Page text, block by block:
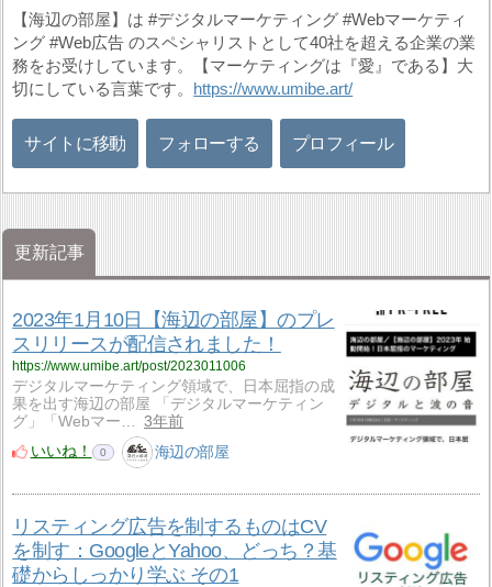
【海辺の部屋】は #デジタルマーケティング #Webマーケティ
ング #Web広告 のスペシャリストとして40社を超える企業の業
務をお受けしています。【マーケティングは『愛』である】大
切にしている言葉です。 https://www.umibe.art/
サイトに移動 フォローする プロフィール
更新記事
2023年1月10日【海辺の部屋】のプレ
スリリースが配信されました！
https://www.umibe.art/post/2023011006
デジタルマーケティング領域で、日本屈指の成
果を出す海辺の部屋 「デジタルマーケティン
グ」「Webマー…
3年前
いいね！
0 海辺の部屋
リスティング広告を制するものはCV
を制す：GoogleとYahoo、どっち？基
礎からしっかり学ぶ その1